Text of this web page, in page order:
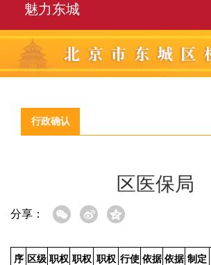
魅力东城
行政确认
区医保局
分享：
序 区级 职权 职权 职权 行使 依据 依据 制定